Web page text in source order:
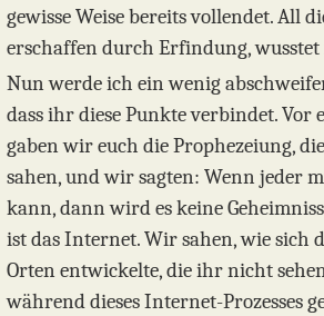
gewisse Weise bereits vollendet. All
erschaffen durch Erfindung, wusstet
Nun werde ich ein wenig
dass ihr diese Punkte verbindet. Vor
gaben wir euch die Prophezeiung,
sahen, und wir sagten: Wenn jeder
kann, dann wird es keine
ist das Internet. Wir sahen, wie sich
Orten entwickelte, die ihr nicht
während dieses Internet-Prozesses